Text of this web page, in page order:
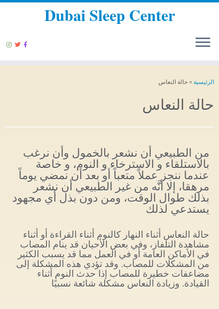
Dubai Sleep Center
الرئيسية » حالة النعاس
حالة النعاس
من الطبيعي أن نشعر بالخمول وأن نرغب
بالاستلقاء و الاسترخاء و النوم، و خاصة
عندما ننجز عملاً متعباً أو بعد أن نمضي يوماً
مرهقا، إلا أنَّه من غير الطبيعي أن نشعر
بذلك طوال الوقت، ومن دون بذل أي مجهود
يستدعي لذلك
حالة النعاس أثناء النهار كالنوم أثناء القراءة أو أثناء
مشاهدة التلفاز، وفي بعض الأحيان قد ينام المصاب
في الأماكن العامة أو في العمل مما قد يسبب الكثير
من المشكلات للمصاب. وقد تؤدي هذه المشكلة إلى
مضاعفات خطيرة للمصاب إذا حدث النوم أثناء
القيادة. وزيادة النعاس مشكلة شائعة نسبيًا